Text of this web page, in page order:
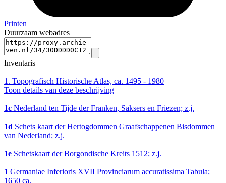
Printen
Duurzaam webadres
Inventaris
1. Topografisch Historische Atlas, ca. 1495 - 1980
Toon details van deze beschrijving
1c Nederland ten Tijde der Franken, Saksers en Friezen; z.j.
1d Schets kaart der Hertogdommen Graafschappenen Bisdommen
van Nederland; z.j.
1e Schetskaart der Borgondische Kreits 1512; z.j.
1 Germaniae Inferioris XVII Provinciarum accuratissima Tabula;
1650 ca.